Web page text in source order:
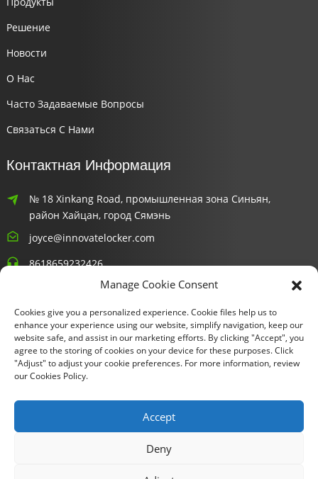
Решение
Новости
О Нас
Часто Задаваемые Вопросы
Связаться С Нами
Контактная Информация
№ 18 Xinkang Road, промышленная зона Синьян,
район Хайцан, город Сямэнь
joyce@innovatelocker.com
8618659232426
Введите свой адрес электронной почты, и мы вышлем вам
самую свежую информацию о тарифных планах.
Авторские права © 2024 Xiamen Fu Gui Tong Technology Co.,
Manage Cookie Consent
Cookies give you a personalized experience. Cookie files help us to
enhance your experience using our website, simplify navigation, keep our
website safe, and assist in our marketing efforts. By clicking "Accept", you
agree to the storing of cookies on your device for these purposes. Click
"Adjust" to adjust your cookie preferences. For more information, review
our Cookies Policy.
Accept
Deny